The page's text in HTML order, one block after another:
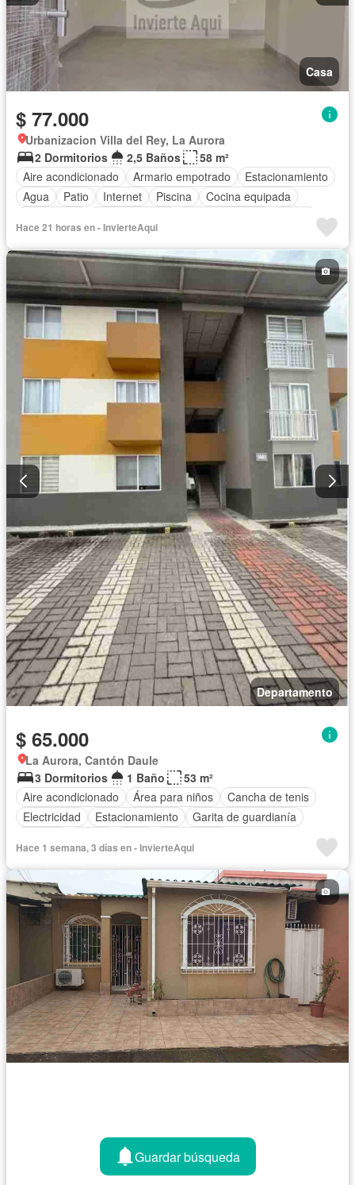
Casa
$ 77.000
Urbanizacion Villa del Rey, La Aurora
2 Dormitorios
2,5 Baños
58 m²
Aire acondicionado
Armario empotrado
Estacionamiento
Agua
Patio Internet Piscina
Cocina equipada
Cancha de tenis
Gimnasio
Hace 21 horas en - InvierteAqui
Departamento
$ 65.000
La Aurora, Cantón Daule
3 Dormitorios
1 Baño
53 m²
Aire acondicionado
Área para niños
Cancha de tenis
Electricidad
Estacionamiento
Garita de guardianía
Hace 1 semana, 3 días en - InvierteAqui
Guardar búsqueda